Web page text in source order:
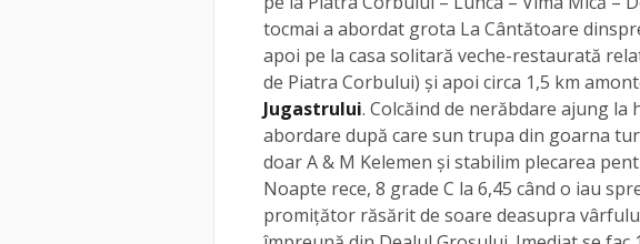
tocmai a abordat grota La Cântătoare
apoi pe la casa solitară veche-restaurată
de Piatra Corbului) și apoi circa 1,5 km
Jugastrului. Colcăind de nerăbdare ajung la
abordare după care sun trupa din goarna
doar A & M Kelemen și stabilim plecarea
Noapte rece, 8 grade C la 6,45 când o iau
promițător răsărit de soare deasupra